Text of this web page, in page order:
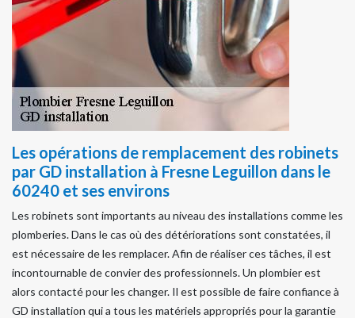
Les opérations de remplacement des robinets
par GD installation à Fresne Leguillon dans le
60240 et ses environs
Les robinets sont importants au niveau des installations comme les
plomberies. Dans le cas où des détériorations sont constatées, il
est nécessaire de les remplacer. Afin de réaliser ces tâches, il est
incontournable de convier des professionnels. Un plombier est
alors contacté pour les changer. Il est possible de faire confiance à
GD installation qui a tous les matériels appropriés pour la garantie